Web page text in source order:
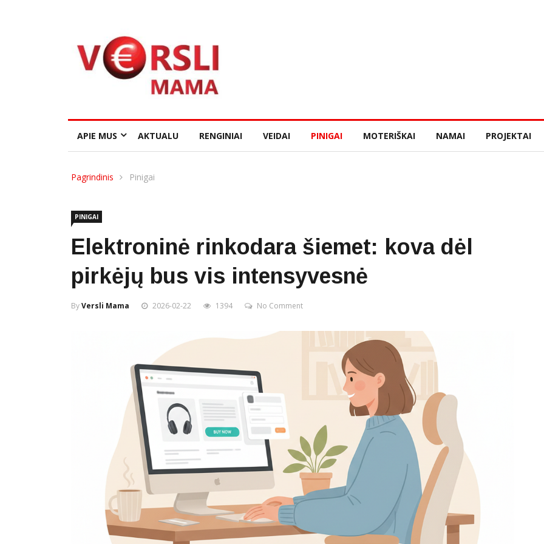
APIE MUS AKTUALU RENGINIAI VEIDAI PINIGAI MOTERIŠKAI NAMAI PROJEKTAI
Pagrindinis Pinigai
PINIGAI
Elektroninė rinkodara šiemet: kova dėl
pirkėjų bus vis intensyvesnė
ByVersli Mama 2026-02-22 1394 No Comment